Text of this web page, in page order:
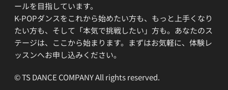
ールを目指しています。
K-POPダンスをこれから始めたい方も、もっと上手くなり
たい方も、そして「本気で挑戦したい」方も。あなたのス
テージは、ここから始まります。まずはお気軽に、体験レ
ッスンへお申し込みください。
© TS DANCE COMPANY All rights reserved.